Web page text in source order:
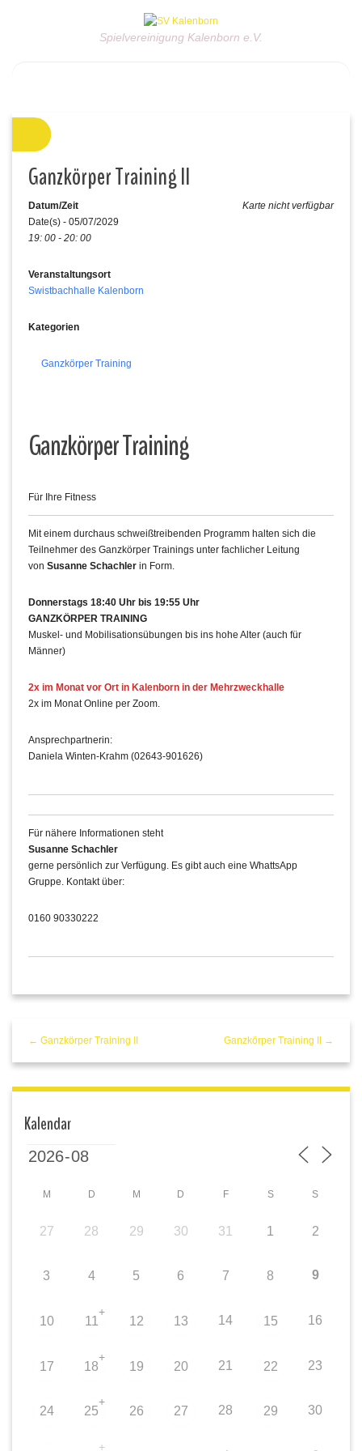
Spielvereinigung Kalenborn e.V.
Ganzkörper Training II
Karte nicht verfügbar
Datum/Zeit
Date(s) - 05/07/2029
19: 00 - 20: 00
Veranstaltungsort
Swistbachhalle Kalenborn
Kategorien
Ganzkörper Training
Ganzkörper Training
Für Ihre Fitness
Mit einem durchaus schweißtreibenden Programm halten sich die
Teilnehmer des Ganzkörper Trainings unter fachlicher Leitung
von Susanne Schachler in Form.
Donnerstags 18:40 Uhr bis 19:55 Uhr
GANZKÖRPER TRAINING
Muskel- und Mobilisationsübungen bis ins hohe Alter (auch für
Männer)
2x im Monat vor Ort in Kalenborn in der Mehrzweckhalle
2x im Monat Online per Zoom.
Ansprechpartnerin:
Daniela Winten-Krahm (02643-901626)
Für nähere Informationen steht
Susanne Schachler
gerne persönlich zur Verfügung. Es gibt auch eine WhattsApp
Gruppe. Kontakt über:
0160 90330222
← Ganzkörper Training II Ganzkörper Training II →
Kalendar
M D M D F S S
27 28 29 30 31 1 2
3 4 5 6 7 8 9
10 11
+
12 13 14 15 16
17 18
+
19 20 21 22 23
24 25
+
26 27 28 29 30
+